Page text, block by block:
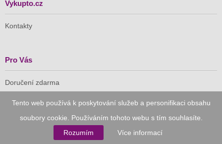
Tento web používá k poskytování služeb a personifikaci obsahu
soubory cookie. Používáním tohoto webu s tím souhlasíte.
Rozumím
Více informací
Vykupto.cz
Kontakty
Pro Vás
Doručení zdarma
Vykupto na Facebooku
Důvěryhodný nákup
Naše společnost je členem Asociace pro elektronickou